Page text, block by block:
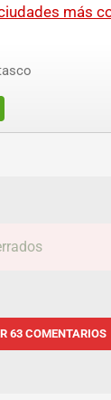
más
63 COMENTARIOS